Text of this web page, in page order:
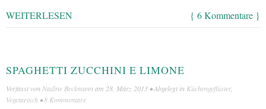
WEITERLESEN { 6 Kommentare }
SPAGHETTI ZUCCHINI E LIMONE
Verfasst von Nadine Beckmann am 28. März 2013 • Abgelegt in Küchengeflüster,
Vegetarisch •8 Kommentare